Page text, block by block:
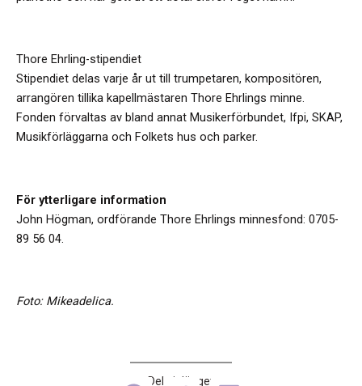
Thore Ehrling-stipendiet
Stipendiet delas varje år ut till trumpetaren, kompositören,
arrangören tillika kapellmästaren Thore Ehrlings minne.
Fonden förvaltas av bland annat Musikerförbundet, Ifpi, SKAP,
Musikförläggarna och Folkets hus och parker.
För ytterligare information
John Högman, ordförande Thore Ehrlings minnesfond: 0705-
89 56 04.
Foto: Mikeadelica.
Dela inlägget